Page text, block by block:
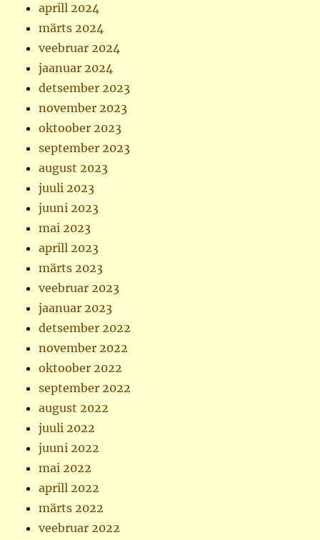
aprill 2024
märts 2024
veebruar 2024
jaanuar 2024
detsember 2023
november 2023
oktoober 2023
september 2023
august 2023
juuli 2023
juuni 2023
mai 2023
aprill 2023
märts 2023
veebruar 2023
jaanuar 2023
detsember 2022
november 2022
oktoober 2022
september 2022
august 2022
juuli 2022
juuni 2022
mai 2022
aprill 2022
märts 2022
veebruar 2022